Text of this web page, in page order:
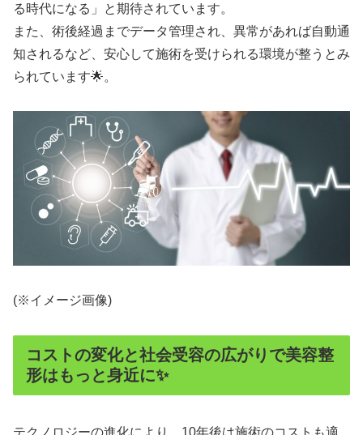
る時代になる」と期待されています。
また、術後経過までデータ管理され、異常があれば自動通
知されるなど、安心して施術を受けられる環境が整うとみ
られています🌟。
(※イメージ画像)
コストの変化と社会受容の広がりで美容整
形はもっと身近に✨
テクノロジーの進化により、10年後は施術のコストも適